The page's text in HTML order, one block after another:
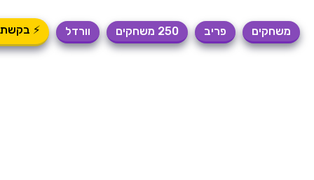
משחקים פריב 250 משחקים וורדל ⚡